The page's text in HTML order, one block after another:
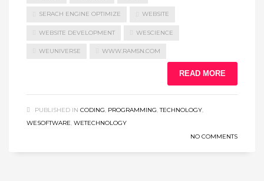
SERACH ENGINE OPTIMIZE WEBSITE
WEBSITE DEVELOPMENT WESCIENCE
WEUNIVERSE WWW.RAM5N.COM
READ MORE
PUBLISHED IN CODING, PROGRAMMING,TECHNOLOGY,
WESOFTWARE, WETECHNOLOGY
NO COMMENTS